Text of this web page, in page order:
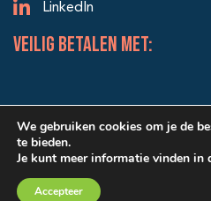
LinkedIn
veilig betalen met:
© 2026 Alle rechten
We gebruiken cookies om je de
te bieden.
Je kunt meer informatie vinden in
Accepteer